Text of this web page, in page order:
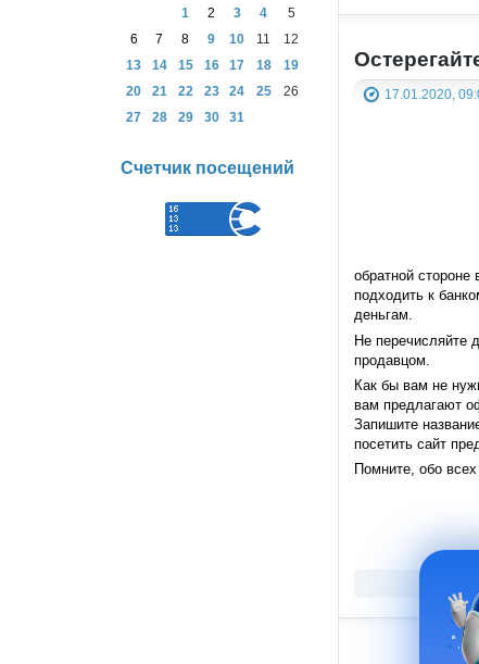
17.01.2020,
обратной
подходить к
деньгам.
Не перечисляйте
продавцом.
Как бы вам не
вам предлагают
Запишите
посетить сайт
Помните, обо
1
2 3 4
5
6
7 8 9 10 11
12
13
14 15 16 17 18
19
20
21 22 23 24 25
26
27
28 29 30 31
Счетчик посещений